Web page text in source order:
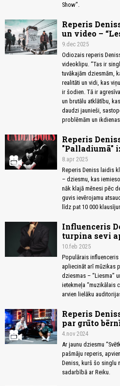
Show”.
Reperis
un video –
9.dec 2025
Odiozais reperis
videoklipu. “Tas ir
tuvākajām dziesmām,
realitāti un vidi, kas
ir šodien. Tā ir
un brutālu atklātību,
daudzi jaunieši,
problēmām un
Reperis
"Palladiumā"
8.apr 2025
Reperis Deniss laidis
– dziesmu, kas
nāk klajā mēnesi pēc
guvis ievērojamu
līdz pat 10 000
Influenceris
turpina sevi
10.feb 2025
Populārais
apliecināt arī mūzikas
dziesmas – “Liesma”
ietekmeļa “muzikālais
arvien lielāku
Reperis
par grūto
4.nov 2024
Ar jaunu dziesmu
pašmāju reperis,
Deniss, kurš šo singlu
sadarbībā ar Reiku.